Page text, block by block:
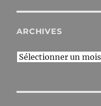
ARCHIVES
Archives